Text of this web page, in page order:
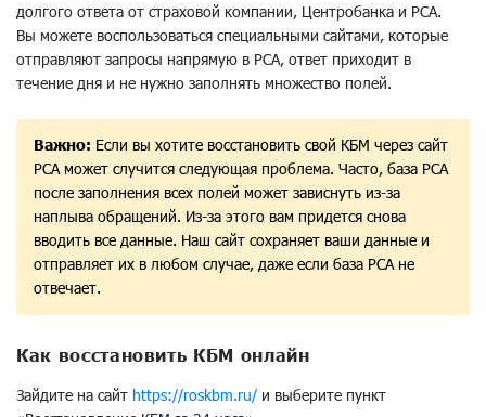
долгого ответа от страховой компании, Центробанка и РСА.
Вы можете воспользоваться специальными сайтами, которые
отправляют запросы напрямую в РСА, ответ приходит в
течение дня и не нужно заполнять множество полей.
Важно: Если вы хотите восстановить свой КБМ через сайт
РСА может случится следующая проблема. Часто, база РСА
после заполнения всех полей может зависнуть из-за
наплыва обращений. Из-за этого вам придется снова
вводить все данные. Наш сайт сохраняет ваши данные и
отправляет их в любом случае, даже если база РСА не
отвечает.
Как восстановить КБМ онлайн
Зайдите на сайт https://roskbm.ru/ и выберите пункт